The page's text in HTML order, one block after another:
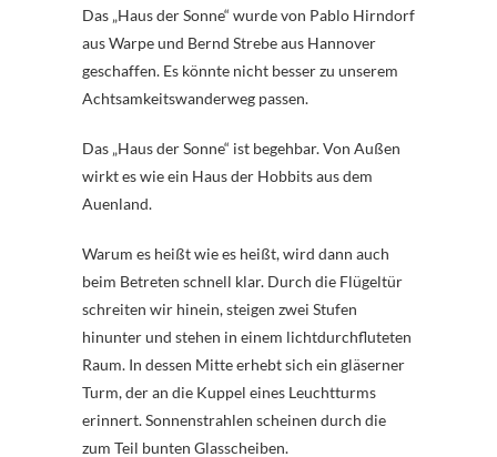
Das „Haus der Sonne“ wurde von Pablo Hirndorf
aus Warpe und Bernd Strebe aus Hannover
geschaffen. Es könnte nicht besser zu unserem
Achtsamkeitswanderweg passen.
Das „Haus der Sonne“ ist begehbar. Von Außen
wirkt es wie ein Haus der Hobbits aus dem
Auenland.
Warum es heißt wie es heißt, wird dann auch
beim Betreten schnell klar. Durch die Flügeltür
schreiten wir hinein, steigen zwei Stufen
hinunter und stehen in einem lichtdurchfluteten
Raum. In dessen Mitte erhebt sich ein gläserner
Turm, der an die Kuppel eines Leuchtturms
erinnert. Sonnenstrahlen scheinen durch die
zum Teil bunten Glasscheiben.